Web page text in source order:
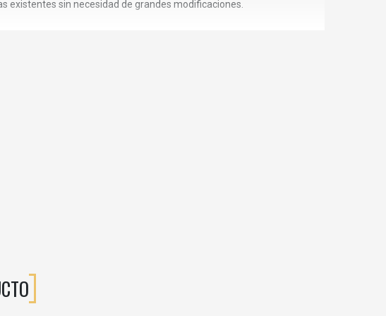
existentes sin necesidad de grandes modificaciones.